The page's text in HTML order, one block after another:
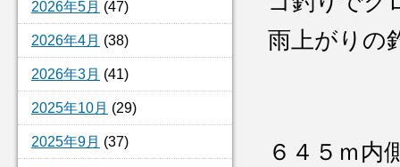
2026年5月 (47)
2026年4月 (38)
2026年3月 (41)
2025年10月 (29)
2025年9月 (37)
雨上がりの
６４５ｍ